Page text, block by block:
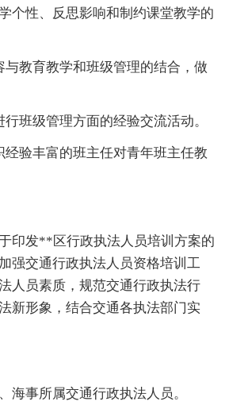
个性、反思影响和制约课堂教学的
与教育教学和班级管理的结合，做
班级管理方面的经验交流活动。
经验丰富的班主任对青年班主任教
印发**区行政执法人员培训方案的
强交通行政执法人员资格培训工
人员素质，规范交通行政执法行
新形象，结合交通各执法部门实
海事所属交通行政执法人员。